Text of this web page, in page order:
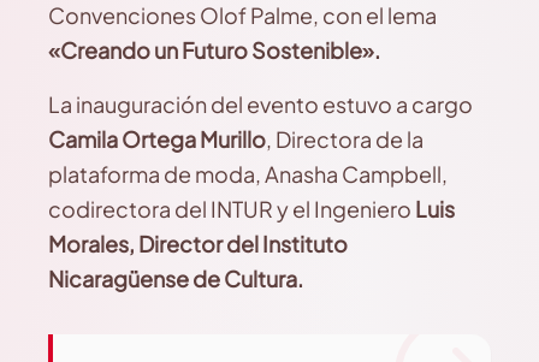
Convenciones Olof Palme, con el lema
«Creando un Futuro Sostenible».
La inauguración del evento estuvo a cargo
Camila Ortega Murillo, Directora de la
plataforma de moda, Anasha Campbell,
codirectora del INTUR y el Ingeniero Luis
Morales, Director del Instituto
Nicaragüense de Cultura.